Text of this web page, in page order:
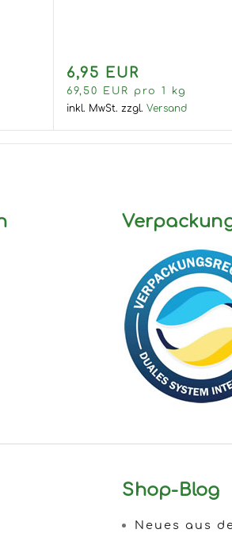
6,95 EUR
69,50 EUR pro 1 kg
inkl. MwSt. zzgl. Versand
Shop-Blog
Neues aus